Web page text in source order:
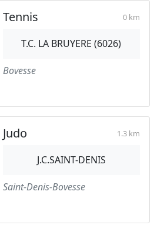
Tennis 0 km
T.C. LA BRUYERE (6026)
Bovesse
Judo 1.3 km
J.C.SAINT-DENIS
Saint-Denis-Bovesse